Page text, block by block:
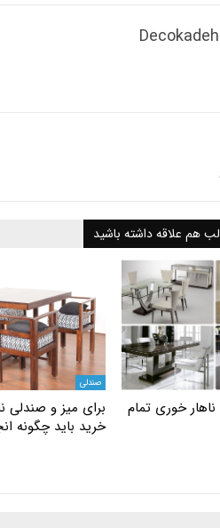
Decokadeh
هم علاقه داشته باشید
خوری تمام
صندلی
برای میز و صندلی
خرید باید چگونه